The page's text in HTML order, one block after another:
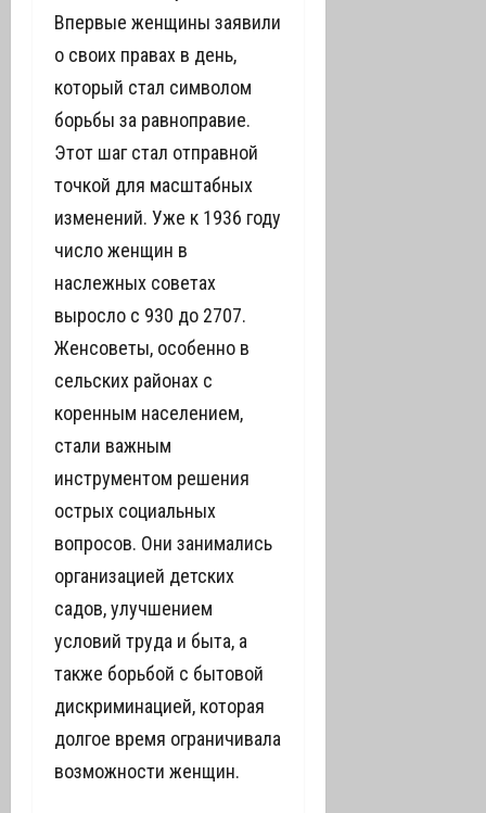
Впервые женщины заявили
о своих правах в день,
который стал символом
борьбы за равноправие.
Этот шаг стал отправной
точкой для масштабных
изменений. Уже к 1936 году
число женщин в
наслежных советах
выросло с 930 до 2707.
Женсоветы, особенно в
сельских районах с
коренным населением,
стали важным
инструментом решения
острых социальных
вопросов. Они занимались
организацией детских
садов, улучшением
условий труда и быта, а
также борьбой с бытовой
дискриминацией, которая
долгое время ограничивала
возможности женщин.